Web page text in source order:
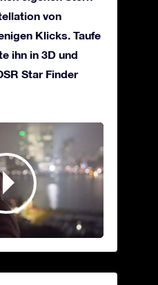
von
Klicks. Taufe
ihn in 3D und
Star Finder